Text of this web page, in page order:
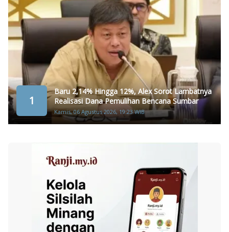
1
Baru 2,14% Hingga 12%, Alex Sorot Lambatnya
Realisasi Dana Pemulihan Bencana Sumbar
Kamis, 06 Agustus 2026, 19:23 WIB